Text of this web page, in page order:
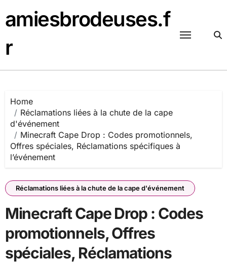
to
content
amiesbrodeuses.f
r
Home
Réclamations liées à la chute de la cape
d'événement
Minecraft Cape Drop : Codes promotionnels,
Offres spéciales, Réclamations spécifiques à
l’événement
Réclamations liées à la chute de la cape d'événement
Minecraft Cape Drop : Codes
promotionnels, Offres
spéciales, Réclamations